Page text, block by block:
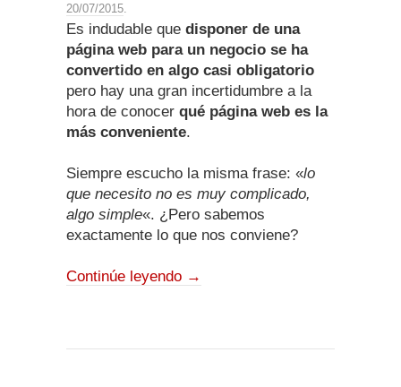
20/07/2015
Es indudable que disponer de una
página web para un negocio se ha
convertido en algo casi obligatorio
pero hay una gran incertidumbre a la
hora de conocer qué página web es la
más conveniente.
Siempre escucho la misma frase: «lo
que necesito no es muy complicado,
algo simple«. ¿Pero sabemos
exactamente lo que nos conviene?
Continúe leyendo →